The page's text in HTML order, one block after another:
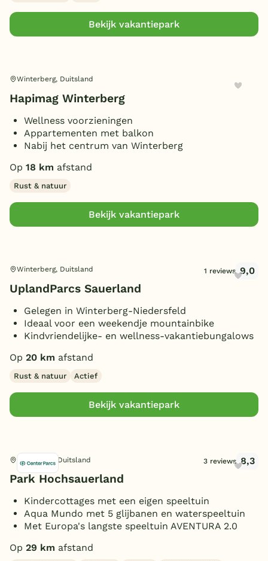
Bekijk vakantiepark
Winterberg, Duitsland
Hapimag Winterberg
Wellness voorzieningen
Appartementen met balkon
Nabij het centrum van Winterberg
Op 18 km afstand
Rust & natuur
Bekijk vakantiepark
Winterberg, Duitsland 1 reviews 9,0
UplandParcs Sauerland
Gelegen in Winterberg-Niedersfeld
Ideaal voor een weekendje mountainbike
Kindvriendelijke- en wellness-vakantiebungalows
Op 20 km afstand
Rust & natuur Actief
Bekijk vakantiepark
Medebach, Duitsland 3 reviews 8,3
Park Hochsauerland
Kindercottages met een eigen speeltuin
Aqua Mundo met 5 glijbanen en waterspeeltuin
Met Europa's langste speeltuin AVENTURA 2.0
Op 29 km afstand